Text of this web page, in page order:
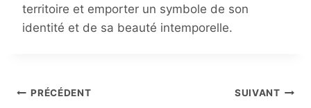
territoire et emporter un symbole de son
identité et de sa beauté intemporelle.
PRÉCÉDENT SUIVANT